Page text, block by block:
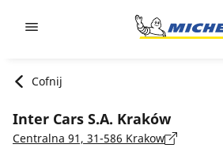
Cofnij
Inter Cars S.A. Kraków
Centralna 91, 31-586 Krakow